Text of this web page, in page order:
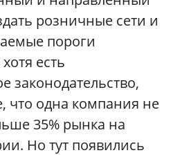
розничные сети и
пороги
есть
законодательство,
что одна компания не
35% рынка на
Но тут появились